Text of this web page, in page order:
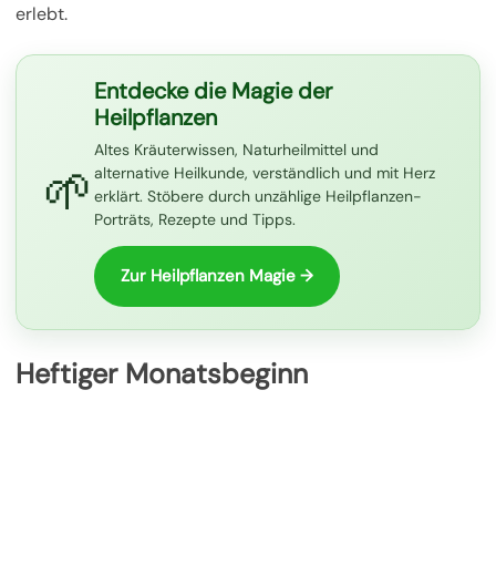
erlebt.
🌱
Entdecke die Magie der
Heilpflanzen
Altes Kräuterwissen, Naturheilmittel und
alternative Heilkunde, verständlich und mit Herz
erklärt. Stöbere durch unzählige Heilpflanzen-
Porträts, Rezepte und Tipps.
Zur Heilpflanzen Magie →
Heftiger Monatsbeginn